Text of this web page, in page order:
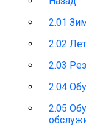
2.01
2.02
2.03
2.04
2.05